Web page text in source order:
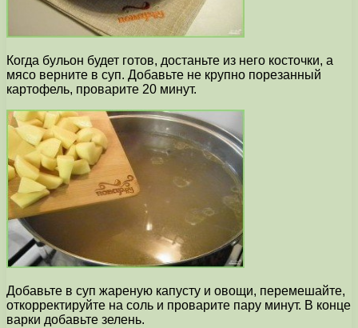
Когда бульон будет готов, достаньте из него косточки, а
мясо верните в суп. Добавьте не крупно порезанный
картофель, проварите 20 минут.
Добавьте в суп жареную капусту и овощи, перемешайте,
откорректируйте на соль и проварите пару минут. В конце
варки добавьте зелень.